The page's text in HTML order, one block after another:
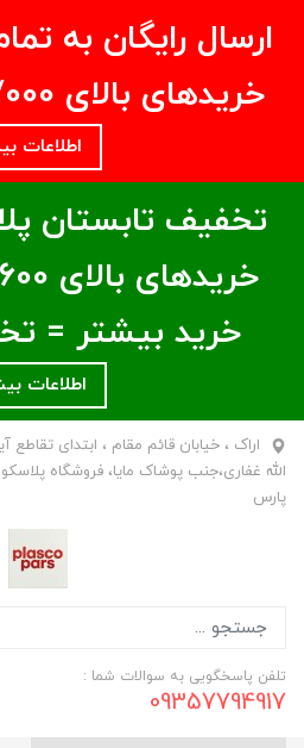
ارسال رایگان به
خریدهای بالای ۵/950/000 تومان
اطلاعات
تخفیف تابستان
خرید بیشتر =
اطلاعات
اراک ، خیابان قائم مقام ، ابتدای تقاطع
الله غفاری،جنب پوشاک مایا، فروشگاه پلاسکو
پارس
تلفن پاسخگویی به سوالات شما :
09357794917